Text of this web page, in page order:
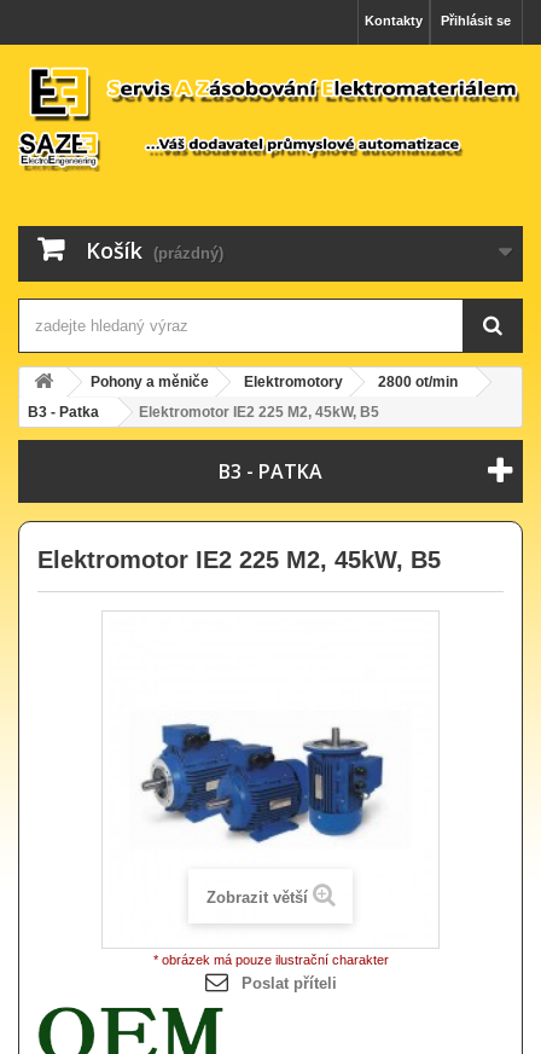
Přihlásit se
Kontakty
Košík (prázdný)
Pohony a měniče Elektromotory
2800 ot/min
B3 - Patka
Elektromotor IE2 225 M2, 45kW, B5
B3 - PATKA
Elektromotor IE2 225 M2, 45kW, B5
Zobrazit větší
* obrázek má pouze ilustrační charakter
Poslat příteli